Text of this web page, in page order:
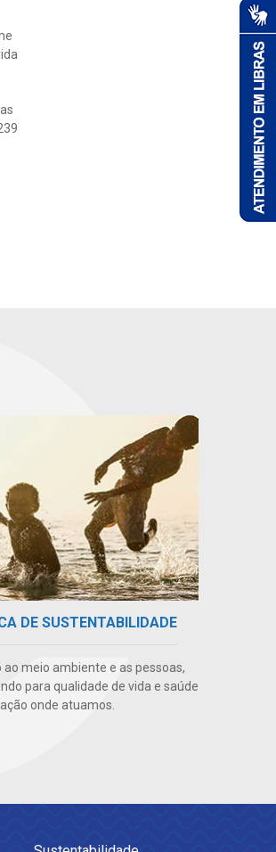
DE SUSTENTABILIDADE
ao meio ambiente e as pessoas,
para qualidade de vida e saúde
onde atuamos.